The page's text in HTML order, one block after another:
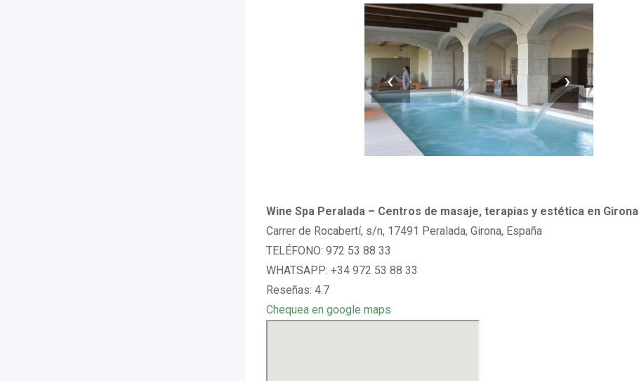
‹ ›
Wine Spa Peralada – Centros de masaje, terapias y estética en Girona
Carrer de Rocabertí, s/n, 17491 Peralada, Girona, España
TELÉFONO: 972 53 88 33
WHATSAPP: +34 972 53 88 33
Reseñas: 4.7
Chequea en google maps